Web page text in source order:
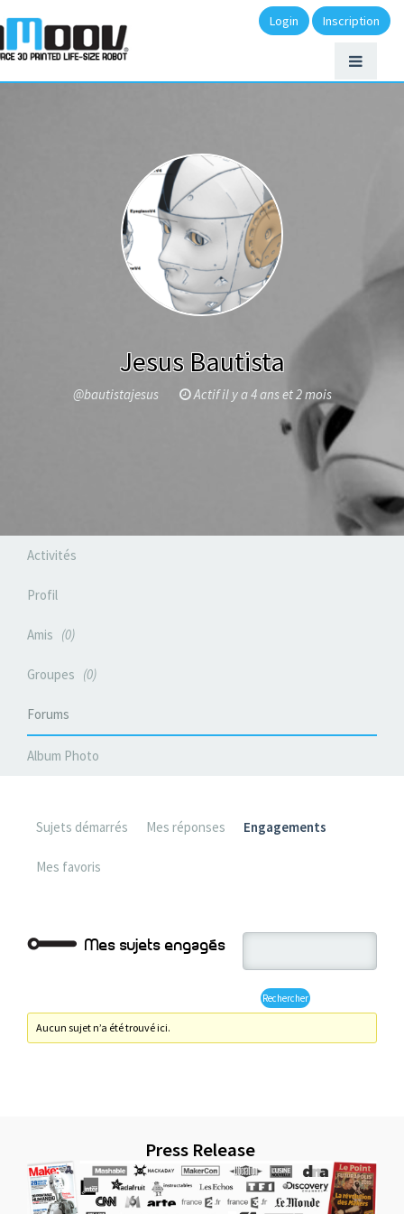
Login Inscription
Jesus Bautista
@bautistajesus Actif il y a 4 ans et 2 mois
Activités
Profil
Amis 0
Groupes 0
Forums
Album Photo
Sujets démarrés Mes réponses Engagements
Mes favoris
Mes sujets engagés
Aucun sujet n’a été trouvé ici.
Press Release